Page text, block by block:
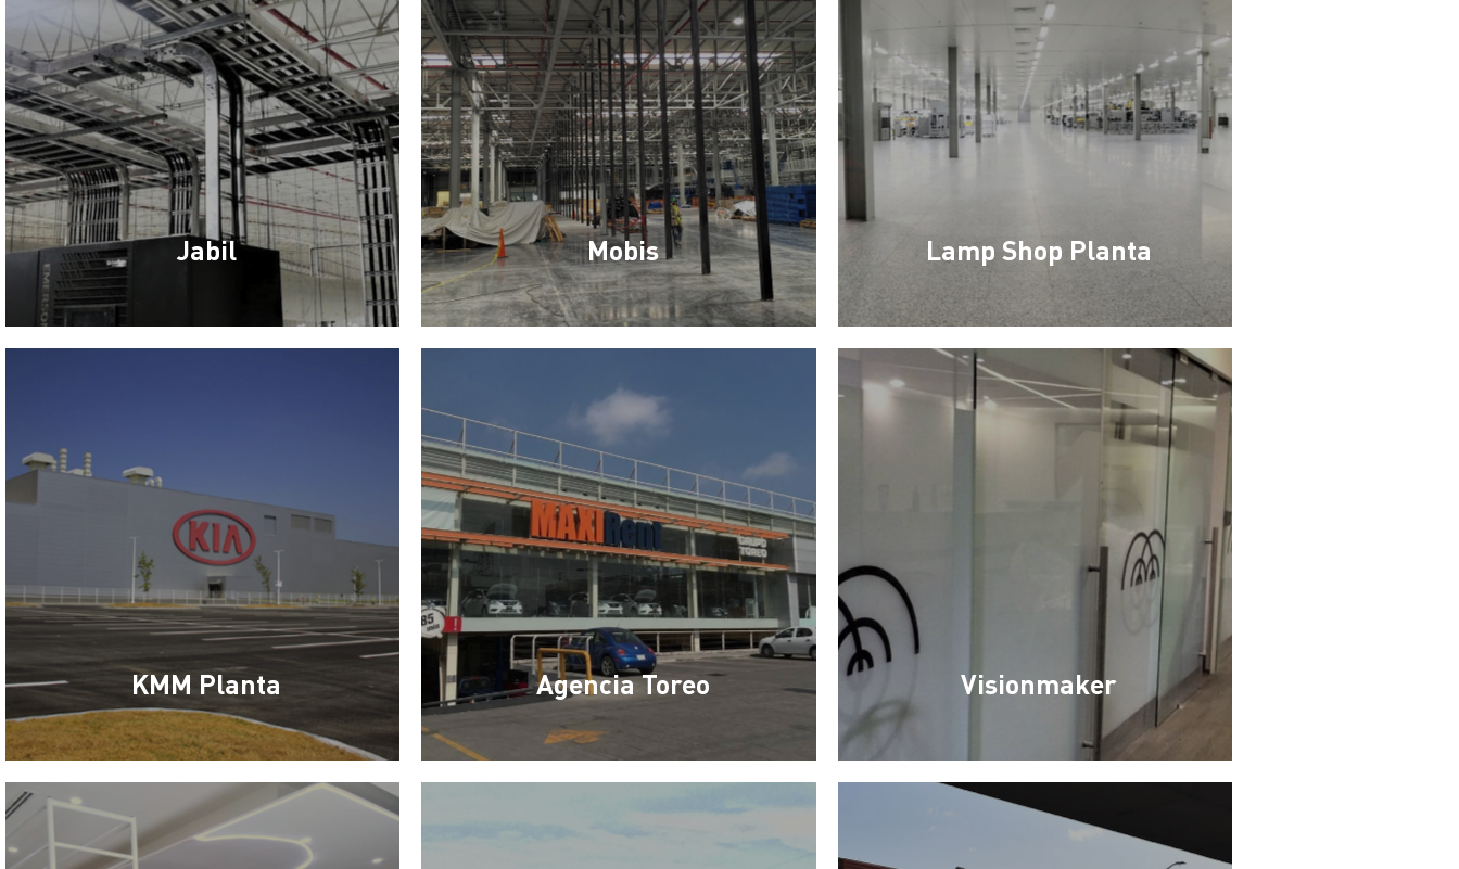
Jabil Mobis Lamp Shop Planta
KMM Planta Agencia Toreo Visionmaker